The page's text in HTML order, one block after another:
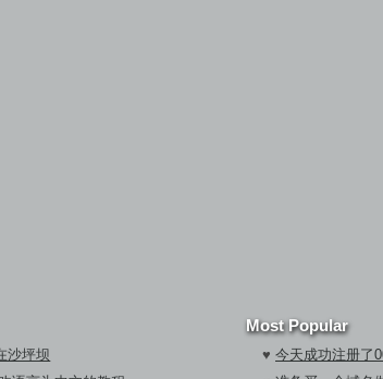
Most Popular
♥今天成功注册了
沙坪坝